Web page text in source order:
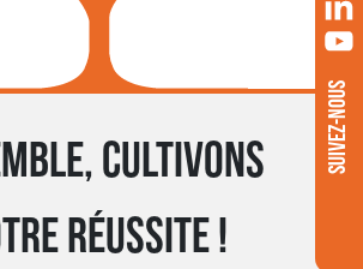
cultivons
réussite !
SUIVEZ-NOUS